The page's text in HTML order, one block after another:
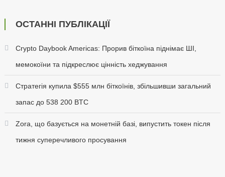
ОСТАННІ ПУБЛІКАЦІЇ
Crypto Daybook Americas: Прорив біткоїна піднімає ШІ,
мемокоїни та підкреслює цінність хеджування
Стратегія купила $555 млн біткоїнів, збільшивши загальний
запас до 538 200 BTC
Zora, що базується на монетній базі, випустить токен після
тижня суперечливого просування